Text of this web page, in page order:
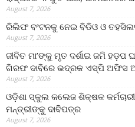
August 7, 2026
ରିଲିଫ ବଂଟନକୁ ନେଇ ବିଡିଓ ଓ
August 7, 2026
ଜୀବିତ ମା’ଙ୍କୁ ମୃତ ଦର୍ଶାଇ ଜମି
ଗିରଫ ଦାବିରେ ଭଦ୍ରକ ଏସ୍‌ପି ଅଫିସ
August 7, 2026
ଓଡ଼ିଶା ସ୍କୁଲ କଲେଜ ଶିକ୍ଷକ
ମନ୍ତ୍ରୀଙ୍କୁ ଦାବିପତ୍ର
August 7, 2026